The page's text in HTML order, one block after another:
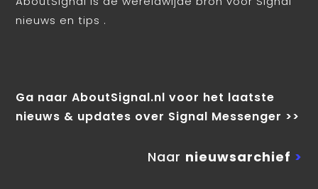
nieuws en tips .
Ga naar AboutSignal.nl voor het laatste
nieuws & updates over Signal Messenger >>
Naar nieuwsarchief >